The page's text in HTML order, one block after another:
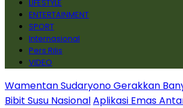
LIFESTYLE
ENTERTAINMENT
SPORT
Internasional
Pers Rilis
VIDEO
Wamentan Sudaryono Gerakkan
Bibit Susu NasionalAplikasi Emas